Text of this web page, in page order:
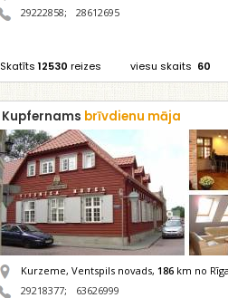
29222858; 28612695
Skatīts 12530 reizes viesu skaits 60
Kupfernams brīvdienu māja
Kurzeme, Ventspils novads, 186 km no
29218377;
63626999